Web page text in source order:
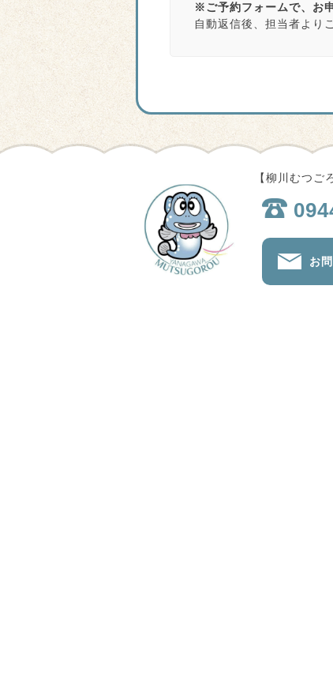
※ご予約フォームで、お
自動返信後、担当者より
【柳川むつ
お